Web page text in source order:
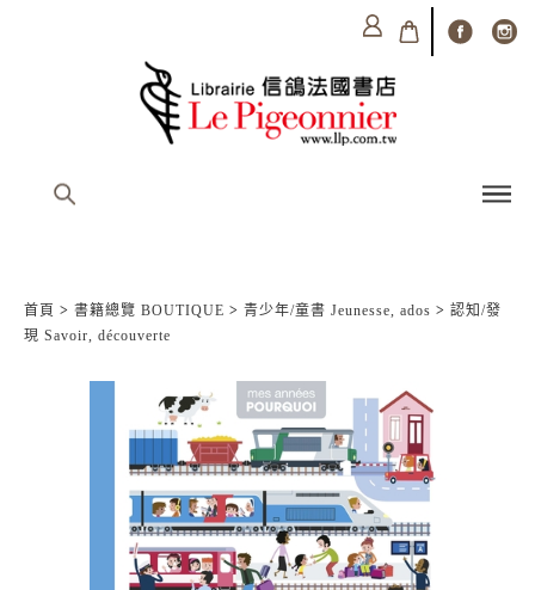
首頁 > 書籍總覽 BOUTIQUE > 青少年/童書 Jeunesse, ados > 認知/發
現 Savoir, découverte